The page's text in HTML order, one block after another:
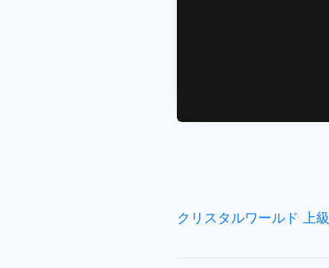
クリスタルワールド 上級